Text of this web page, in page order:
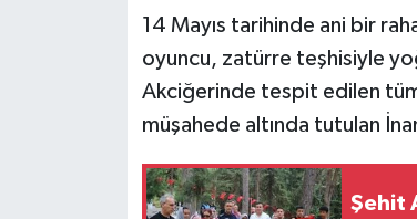
14 Mayıs tarihinde ani bir
oyuncu, zatürre teşhisiyle
Akciğerinde tespit edilen
müşahede altında tutulan
Şehit